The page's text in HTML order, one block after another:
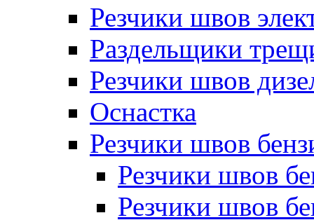
Резчики швов
Раздельщики
Резчики швов
Оснастка
Резчики швов
Резчики швов
Резчики швов